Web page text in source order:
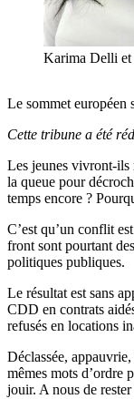
Karima Delli et
Le sommet européen
Cette tribune a été
Les jeunes vivront-ils
la queue pour
temps encore ?
C’est qu’un conflit
front sont pourtant
politiques publiques.
Le résultat est sans
CDD en contrats
refusés en locations
Déclassée,
mêmes mots d’ordre
jouir. A nous de